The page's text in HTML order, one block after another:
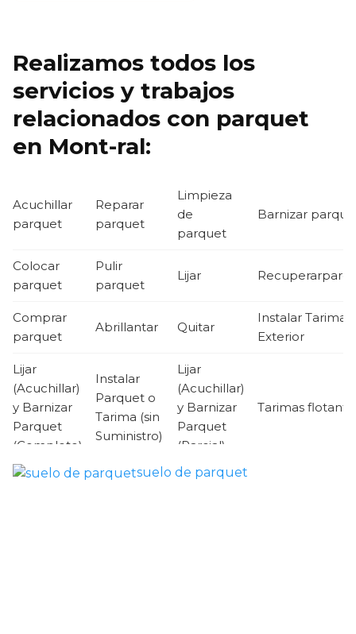
Realizamos todos los
servicios y trabajos
relacionados con parquet
en Mont-ral:
Acuchillar
parquet
Reparar
parquet
Limpieza
de
parquet
Barnizar
Colocar
parquet
Pulir
parquet
Lijar
Comprar
parquet
Abrillantar Quitar
Instalar Tarima
Exterior
Lijar
(Acuchillar)
y Barnizar
Parquet
(Completo)
Instalar
Parquet o
Tarima (sin
Suministro)
Lijar
(Acuchillar)
y Barnizar
Parquet
(Parcial)
Tarimas
Poner
Colocar
Montar
suelo de parquet